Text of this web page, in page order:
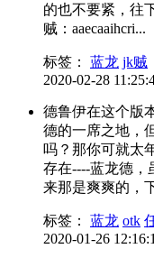
的也不要紧，往
贼：aaecaaihcri...
标签： 蓝龙 jk贼
2020-02-28
德鲁伊在这个版
德的一席之地，
吗？那你可就太
存在----蓝龙德，
来那是爽爽的，
标签： 蓝龙 otk
2020-01-26